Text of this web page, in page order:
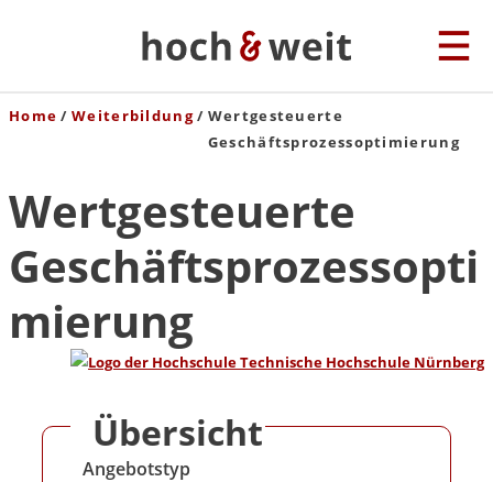
Home Weiterbildung
Wertgesteuerte
Geschäftsprozessoptimierung
Wertgesteuerte
Geschäftsprozessopti
mierung
Übersicht
Angebotstyp